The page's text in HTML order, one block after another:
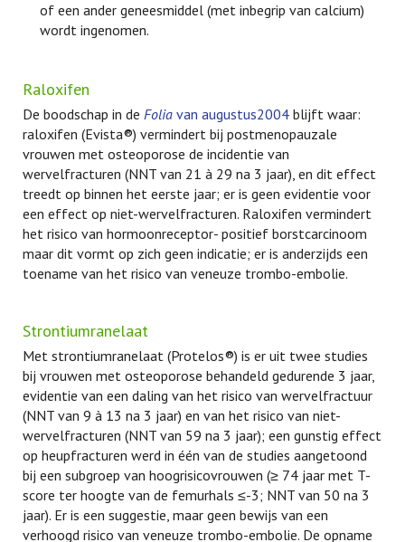
of een ander geneesmiddel (met inbegrip van calcium)
wordt ingenomen.
Raloxifen
De boodschap in de Folia van augustus2004 blijft waar:
raloxifen (Evista®) vermindert bij postmenopauzale
vrouwen met osteoporose de incidentie van
wervelfracturen (NNT van 21 à 29 na 3 jaar), en dit effect
treedt op binnen het eerste jaar; er is geen evidentie voor
een effect op niet-wervelfracturen. Raloxifen vermindert
het risico van hormoonreceptor- positief borstcarcinoom
maar dit vormt op zich geen indicatie; er is anderzijds een
toename van het risico van veneuze trombo-embolie.
Strontiumranelaat
Met strontiumranelaat (Protelos®) is er uit twee studies
bij vrouwen met osteoporose behandeld gedurende 3 jaar,
evidentie van een daling van het risico van wervelfractuur
(NNT van 9 à 13 na 3 jaar) en van het risico van niet-
wervelfracturen (NNT van 59 na 3 jaar); een gunstig effect
op heupfracturen werd in één van de studies aangetoond
bij een subgroep van hoogrisicovrouwen (≥ 74 jaar met T-
score ter hoogte van de femurhals ≤-3; NNT van 50 na 3
jaar). Er is een suggestie, maar geen bewijs van een
verhoogd risico van veneuze trombo-embolie. De opname